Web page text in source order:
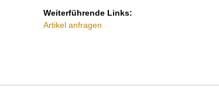
Weiterführende Links:
Artikel anfragen